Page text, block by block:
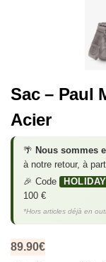
Sac – Paul
Acier
🌴 Nous sommes
à notre retour, à
🎉 Code
HOLIDAY
100 €
*Hors articles déjà en
89.90€